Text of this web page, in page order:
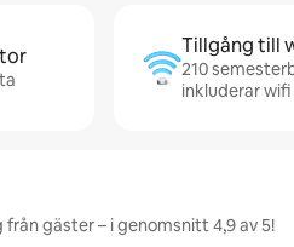
Tillgång till
210
inkluderar wifi
gäster – i genomsnitt 4,9 av 5!